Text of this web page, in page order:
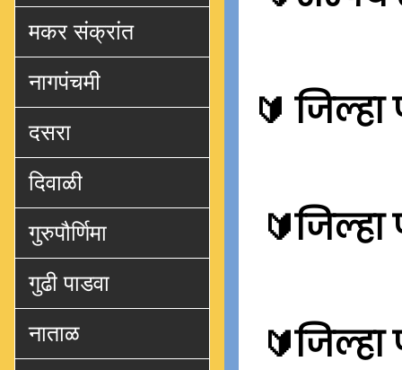
🔰 जिल्हा
🔰जिल्हा
🔰जिल्हा
मकर संक्रांत
नागपंचमी
दसरा
दिवाळी
गुरुपौर्णिमा
गुढी पाडवा
नाताळ